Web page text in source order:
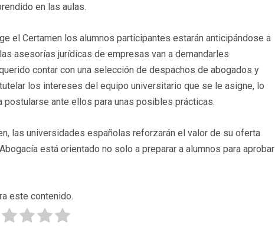
en las aulas.
el Certamen los alumnos participantes estarán anticipándose a
asesorías jurídicas de empresas van a demandarles
contar con una selección de despachos de abogados y
los intereses del equipo universitario que se le asigne, lo
ante ellos para unas posibles prácticas.
las universidades españolas reforzarán el valor de su oferta
está orientado no solo a preparar a alumnos para aprobar
este contenido.